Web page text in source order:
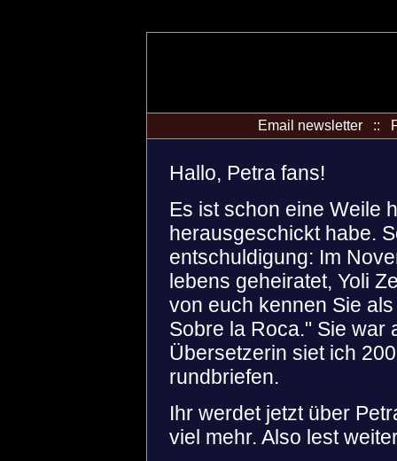
Email newsletter ::
Hallo, Petra fans!
Es ist schon eine Weile
herausgeschickt habe.
entschuldigung: Im
lebens geheiratet, Yoli
von euch kennen Sie
Sobre la Roca." Sie war
Übersetzerin siet ich
rundbriefen.
Ihr werdet jetzt über
viel mehr. Also lest